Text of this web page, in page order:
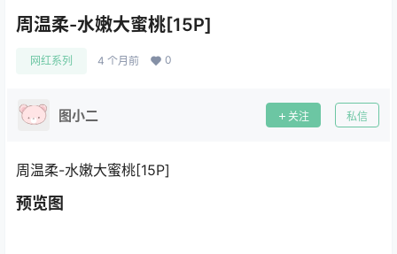
周温柔-水嫩大蜜桃[15P]
网红系列 4 个月前 0
图小二 关注 私信
周温柔-水嫩大蜜桃[15P]
预览图